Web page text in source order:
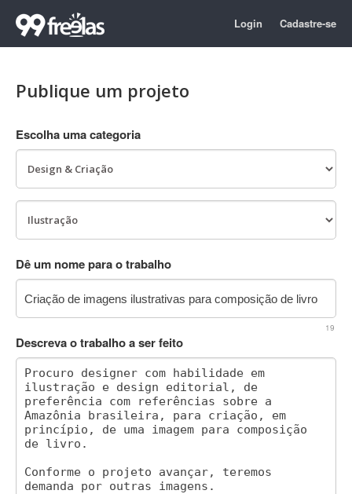
Login Cadastre-se
Publique um projeto
Escolha uma categoria
Dê um nome para o trabalho
19
Descreva o trabalho a ser feito